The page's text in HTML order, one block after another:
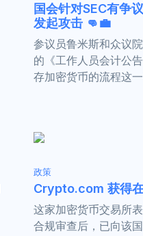
国会针对SEC有争
发起攻击 👊💼
参议员鲁米斯和众议
的《工作人员会计公
存加密货币的流程这
政策
Crypto.com 获得
这家加密货币交易所
合规审查后，已向该